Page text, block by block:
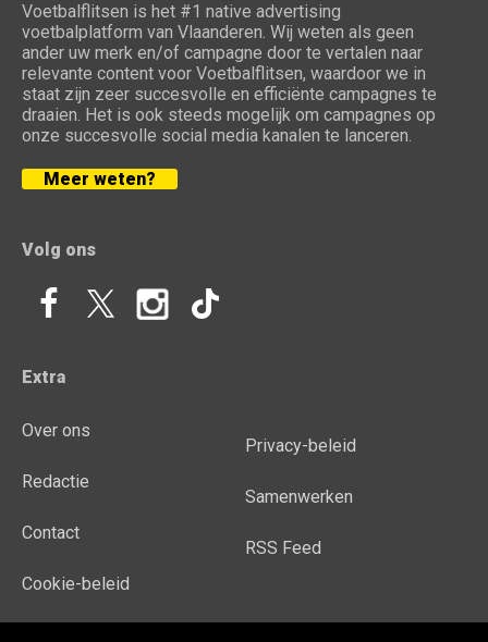
Voetbalflitsen is het #1 native advertising
voetbalplatform van Vlaanderen. Wij weten als geen
ander uw merk en/of campagne door te vertalen naar
relevante content voor Voetbalflitsen, waardoor we in
staat zijn zeer succesvolle en efficiënte campagnes te
draaien. Het is ook steeds mogelijk om campagnes op
onze succesvolle social media kanalen te lanceren.
Meer weten?
Volg ons
Extra
Over ons
Redactie
Contact
Cookie-beleid
Privacy-beleid
Samenwerken
RSS Feed